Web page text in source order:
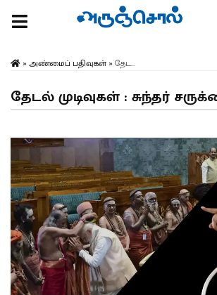
» அண்மைப் பதிவுகள்» தேட...
தேடல் முடிவுகள் : சுந்தர்